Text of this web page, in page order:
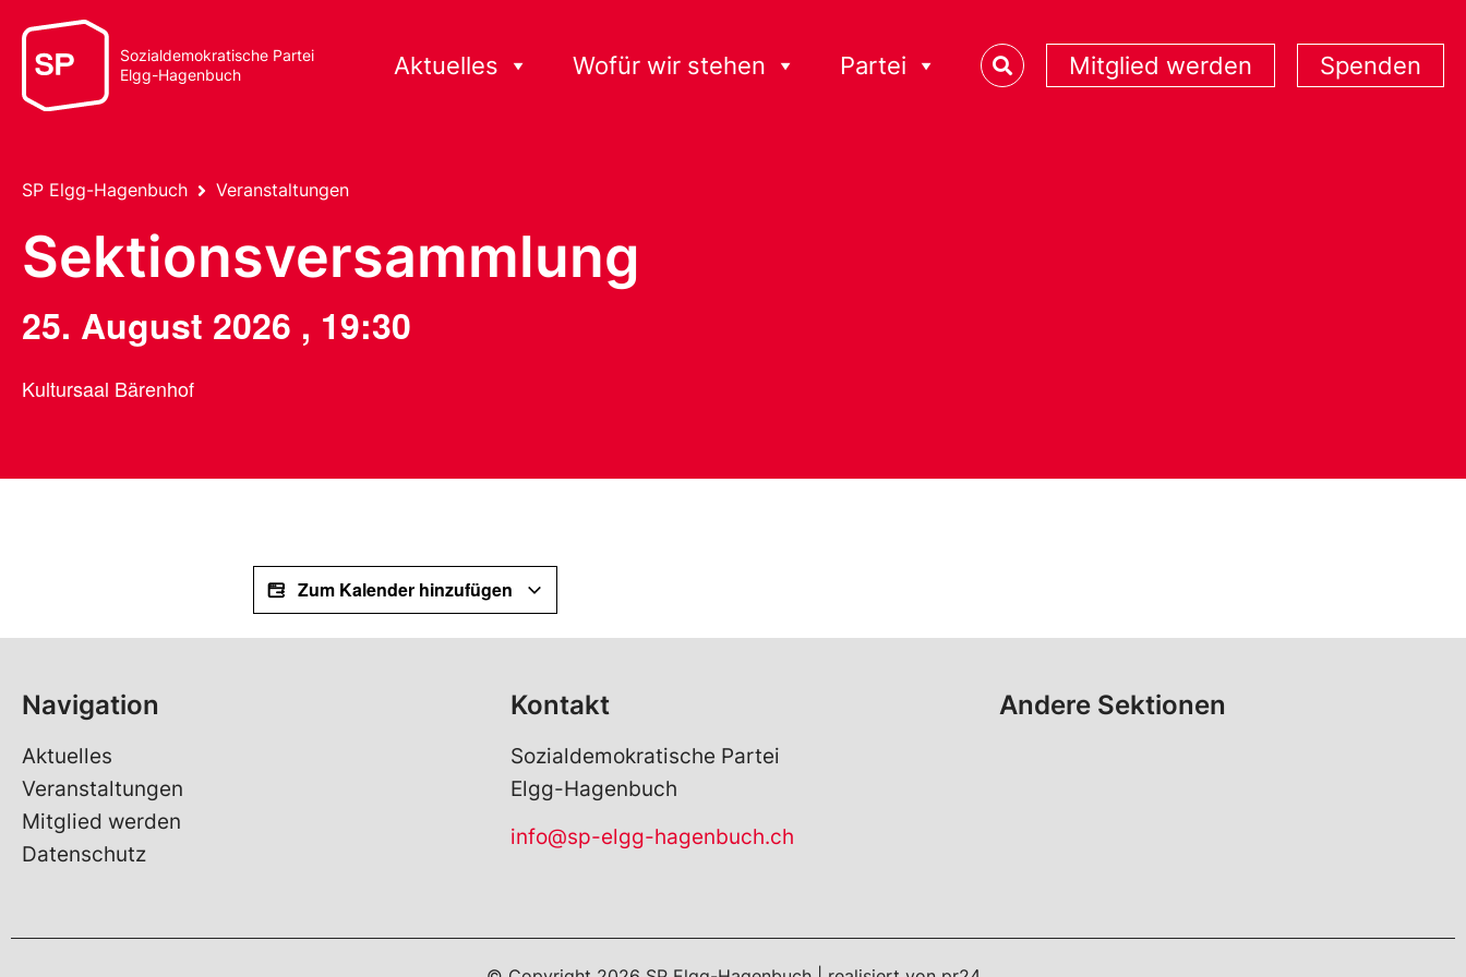
Sozialdemokratische Partei
Elgg-Hagenbuch
Aktuelles Wofür wir stehen Partei Mitglied werden Spenden
SP Elgg-Hagenbuch Veranstaltungen
Sektionsversammlung
25. August 2026 , 19:30
Kultursaal Bärenhof
Zum Kalender hinzufügen
Navigation
Aktuelles
Veranstaltungen
Mitglied werden
Datenschutz
Kontakt
Sozialdemokratische Partei
Elgg-Hagenbuch
info@sp-elgg-hagenbuch.ch
Andere Sektionen